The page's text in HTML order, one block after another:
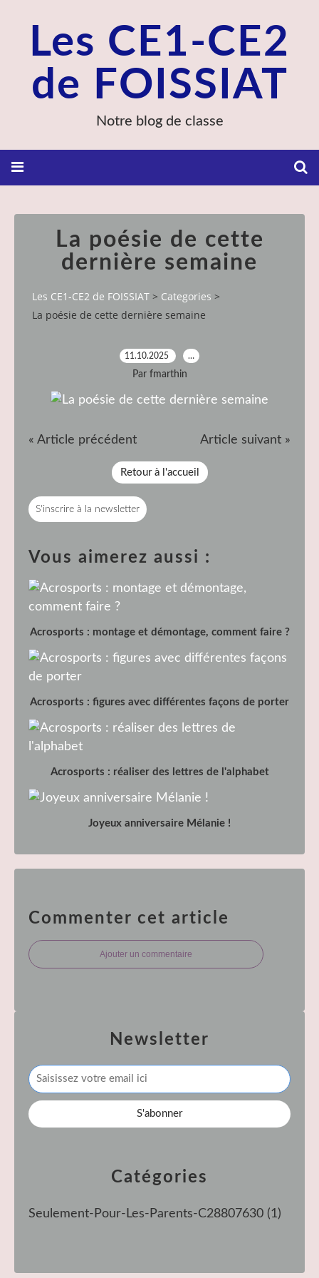
Les CE1-CE2
de FOISSIAT
Notre blog de classe
La poésie de cette
dernière semaine
Les CE1-CE2 de FOISSIAT > Categories >
La poésie de cette dernière semaine
11.10.2025 …
Par fmarthin
« Article précédent Article suivant »
Retour à l'accueil
S'inscrire à la newsletter
Vous aimerez aussi :
Acrosports : montage et démontage, comment faire ?
Acrosports : figures avec différentes façons de porter
Acrosports : réaliser des lettres de l'alphabet
Joyeux anniversaire Mélanie !
Commenter cet article
Ajouter un commentaire
Newsletter
Catégories
Seulement-Pour-Les-Parents-C28807630 (1)